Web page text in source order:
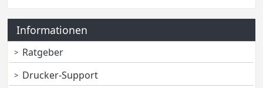
Informationen
Ratgeber
Drucker-Support